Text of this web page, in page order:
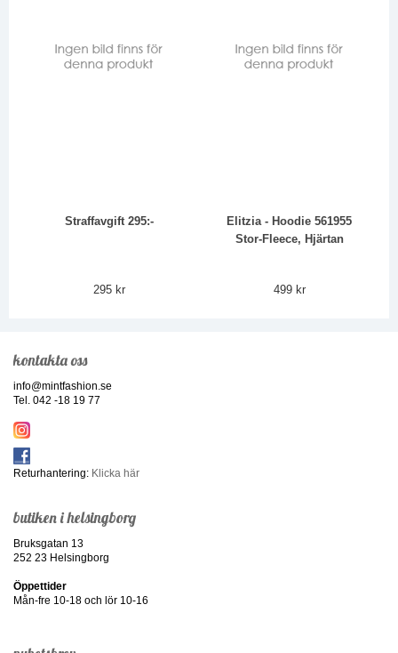
Straffavgift 295:-
295 kr
Elitzia - Hoodie 561955
Stor-Fleece, Hjärtan
499 kr
kontakta oss
info@mintfashion.se
Tel. 042 -18 19 77
Returhantering: Klicka här
butiken i helsingborg
Bruksgatan 13
252 23 Helsingborg
Öppettider
Mån-fre 10-18 och lör 10-16